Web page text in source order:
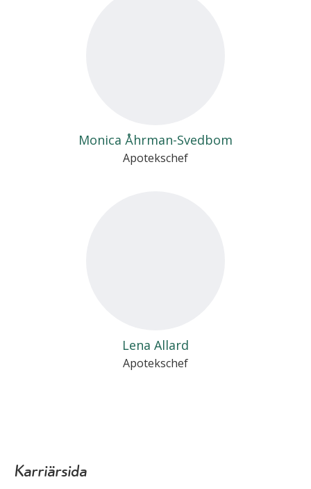
Monica Åhrman-Svedbom
Apotekschef
Lena Allard
Apotekschef
Karriärsida